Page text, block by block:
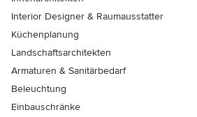
Interior Designer & Raumausstatter
Küchenplanung
Landschaftsarchitekten
Armaturen & Sanitärbedarf
Beleuchtung
Einbauschränke